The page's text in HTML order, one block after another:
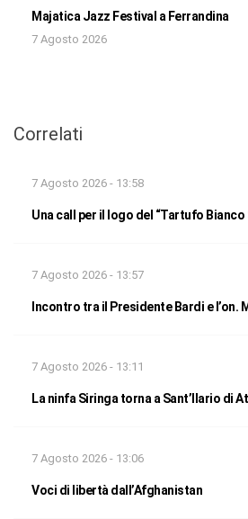
Majatica Jazz Festival a Ferrandina
7 Agosto 2026
Correlati
7 Agosto 2026 - 13:58
Una call per il logo del “Tartufo Bianco
7 Agosto 2026 - 13:57
Incontro tra il Presidente Bardi e l’on.
7 Agosto 2026 - 13:11
La ninfa Siringa torna a Sant’Ilario di
7 Agosto 2026 - 13:06
Voci di libertà dall’Afghanistan